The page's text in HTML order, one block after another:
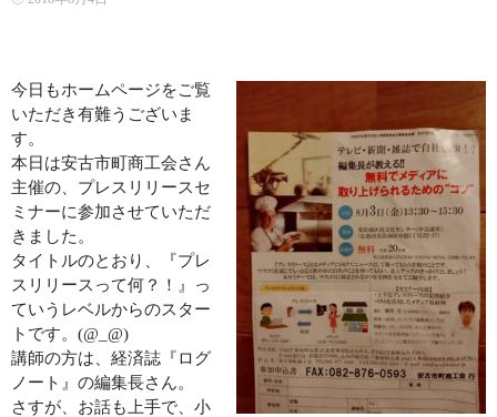
初回限定 ヒト幹細胞導入若返りジェットコース70分✨広島若返
初回限定 日焼け対策シミケアジェットコース70分
腸活
BODY
メイク
MAKE
初回限定 メイクレッスン30分✨広島メイク教室
今日もホームページをご覧
いただき有難うございま
す。
本日は安古市町商工会さん
主催の、プレスリリースセ
ミナーに参加させていただ
きました。
タイトルのとおり、『プレ
スリリースって何？！』っ
ていうレベルからのスター
トです。(@_@)
講師の方は、経済誌『ログ
ノート』の編集長さん。
さすが、お話も上手で、小